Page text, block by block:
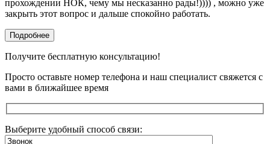
прохождении НОК, чему мы несказанно рады!)))) , можно уже
закрыть этот вопрос и дальше спокойно работать.
Подробнее
Получите бесплатную консультацию!
Просто оставьте номер телефона и наш специалист свяжется с
вами в ближайшее время
Выберите удобный способ связи: